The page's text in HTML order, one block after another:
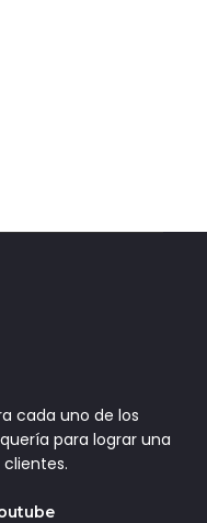
cada uno de los
para lograr una